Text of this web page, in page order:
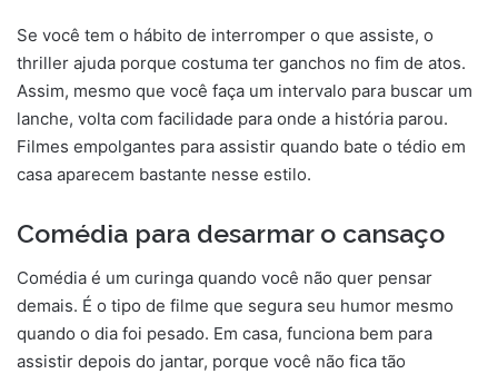
Se você tem o hábito de interromper o que assiste, o
thriller ajuda porque costuma ter ganchos no fim de atos.
Assim, mesmo que você faça um intervalo para buscar um
lanche, volta com facilidade para onde a história parou.
Filmes empolgantes para assistir quando bate o tédio em
casa aparecem bastante nesse estilo.
Comédia para desarmar o cansaço
Comédia é um curinga quando você não quer pensar
demais. É o tipo de filme que segura seu humor mesmo
quando o dia foi pesado. Em casa, funciona bem para
assistir depois do jantar, porque você não fica tão